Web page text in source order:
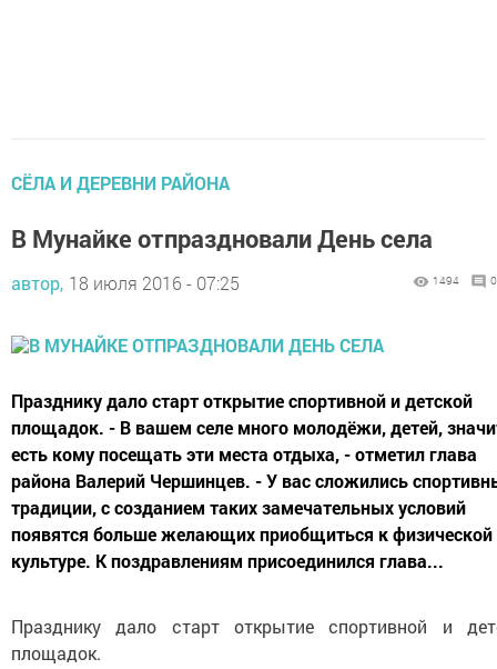
СЁЛА И ДЕРЕВНИ РАЙОНА
В Мунайке отпраздновали День села
автор, 18 июля 2016 - 07:25 1494 0
Празднику дало старт открытие спортивной и детской
площадок. - В вашем селе много молодёжи, детей,
есть кому посещать эти места отдыха, - отметил глава
района Валерий Чершинцев. - У вас сложились
традиции, с созданием таких замечательных условий
появятся больше желающих приобщиться к физической
культуре. К поздравлениям присоединился глава...
Празднику дало старт открытие спортивной и
площадок.